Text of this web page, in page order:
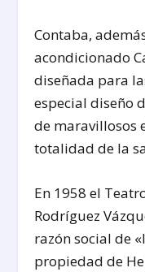
Contaba,
acondicionado
diseñada para
especial diseño
de maravillosos
totalidad de la
En 1958 el
Rodríguez
razón social de
propiedad de